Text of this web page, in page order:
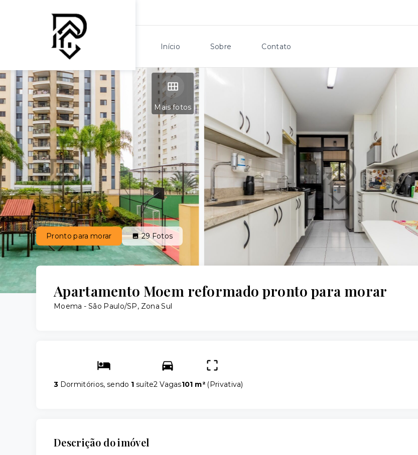
Início Sobre Contato
Mais fotos
Pronto para morar 29Fotos
Apartamento Moem reformado pronto para morar
Moema - São Paulo/SP, Zona Sul
3 Dormitórios, sendo 1 suíte2 Vagas101 m² (Privativa)
Descrição do imóvel